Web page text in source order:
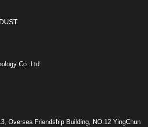
Co. Ltd.
Oversea Friendship Building, NO.12 YingChun